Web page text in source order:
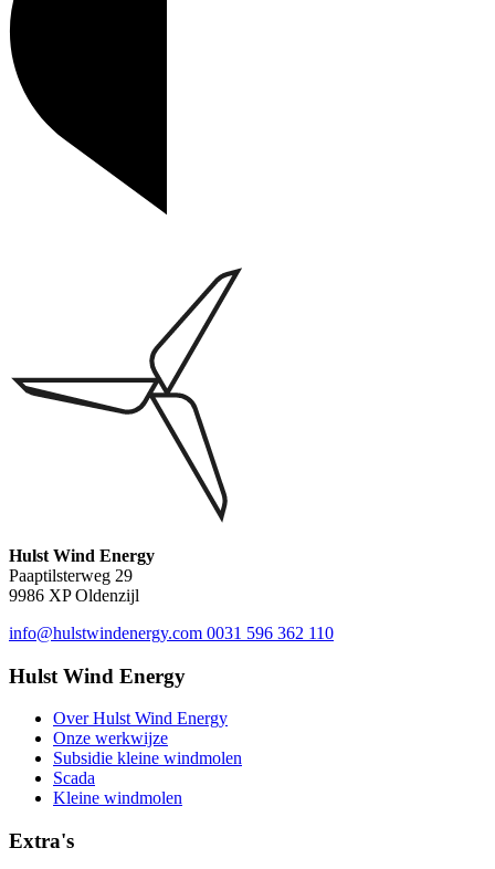
Hulst Wind Energy
Paaptilsterweg 29
9986 XP Oldenzijl
info@hulstwindenergy.com 0031 596 362 110
Hulst Wind Energy
Over Hulst Wind Energy
Onze werkwijze
Subsidie kleine windmolen
Scada
Kleine windmolen
Extra's